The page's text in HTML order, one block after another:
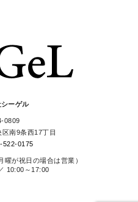
ーゲル
0809
南9条西17丁目
522-0175
曜が祝日の場合は営業）
10:00～17:00